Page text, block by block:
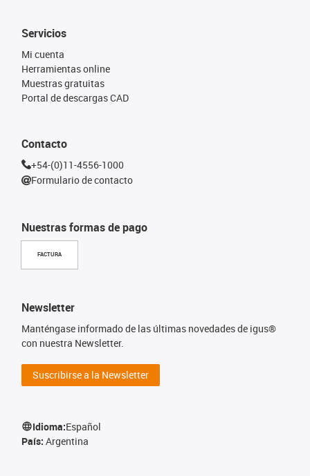
Nuestras formas de pago
FACTURA
Servicios
Mi cuenta
Herramientas online
Muestras gratuitas
Portal de descargas CAD
Contacto
+54-(0)11-4556-1000
Formulario de contacto
Newsletter
Manténgase informado de las últimas novedades de igus®
con nuestra Newsletter.
Suscribirse a la Newsletter
Idioma:Español
País: Argentina